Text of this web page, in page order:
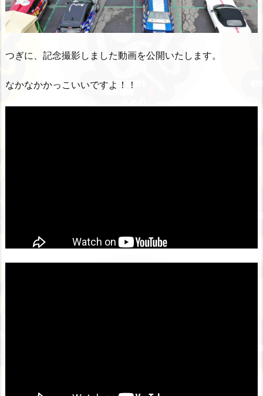
つぎに、記念撮影しました動画を公開いたします。
なかなかかっこいいですよ！！